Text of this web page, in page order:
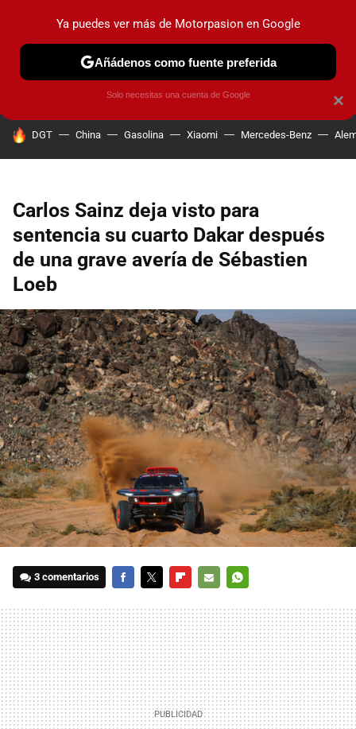
PRUEBAS COCHES ELÉCTRICOS OBSERVATORIO
HOY SE HABLA DE
DGT China Gasolina Xiaomi Mercedes-Benz
Carlos Sainz deja visto para
sentencia su cuarto Dakar después
de una grave avería de Sébastien
Loeb
3 comentarios
MAIL
×
Ya puedes ver más de Motorpasion en Google
Añádenos como fuente preferida
Solo necesitas una cuenta de Google